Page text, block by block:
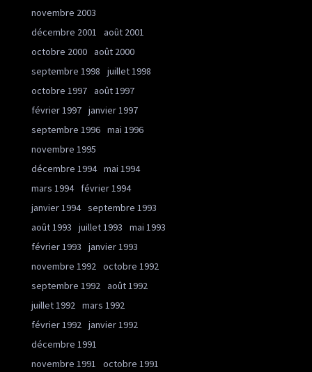
novembre 2003
décembre 2001
août 2001
octobre 2000 août 2000
septembre 1998
juillet 1998
octobre 1997 août 1997
février 1997 janvier 1997
septembre 1996 mai 1996
novembre 1995
décembre 1994 mai 1994
mars 1994
février 1994
janvier 1994 septembre 1993
août 1993
juillet 1993
mai 1993
février 1993
janvier 1993
novembre 1992 octobre 1992
septembre 1992 août 1992
juillet 1992 mars 1992
février 1992 janvier 1992
décembre 1991
novembre 1991
octobre 1991